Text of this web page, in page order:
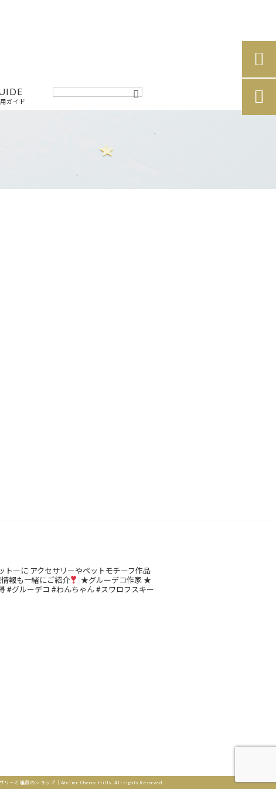
ガイド
トーに アクセサリーやペットモチーフ作品
報も一緒にご紹介 ★グルーデコ作家 ★
#グルーデコ #わんちゃん#スワロフスキー
Instagram でフォロー
サリーと雑貨のショップ｜Atelier Cherry Hills. All rights Reserved.

